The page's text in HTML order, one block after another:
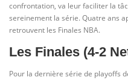
confrontation, va leur faciliter la
sereinement la série. Quatre ans
retrouvent les Finales NBA.
Les Finales (4-2
Pour la dernière série de playoffs